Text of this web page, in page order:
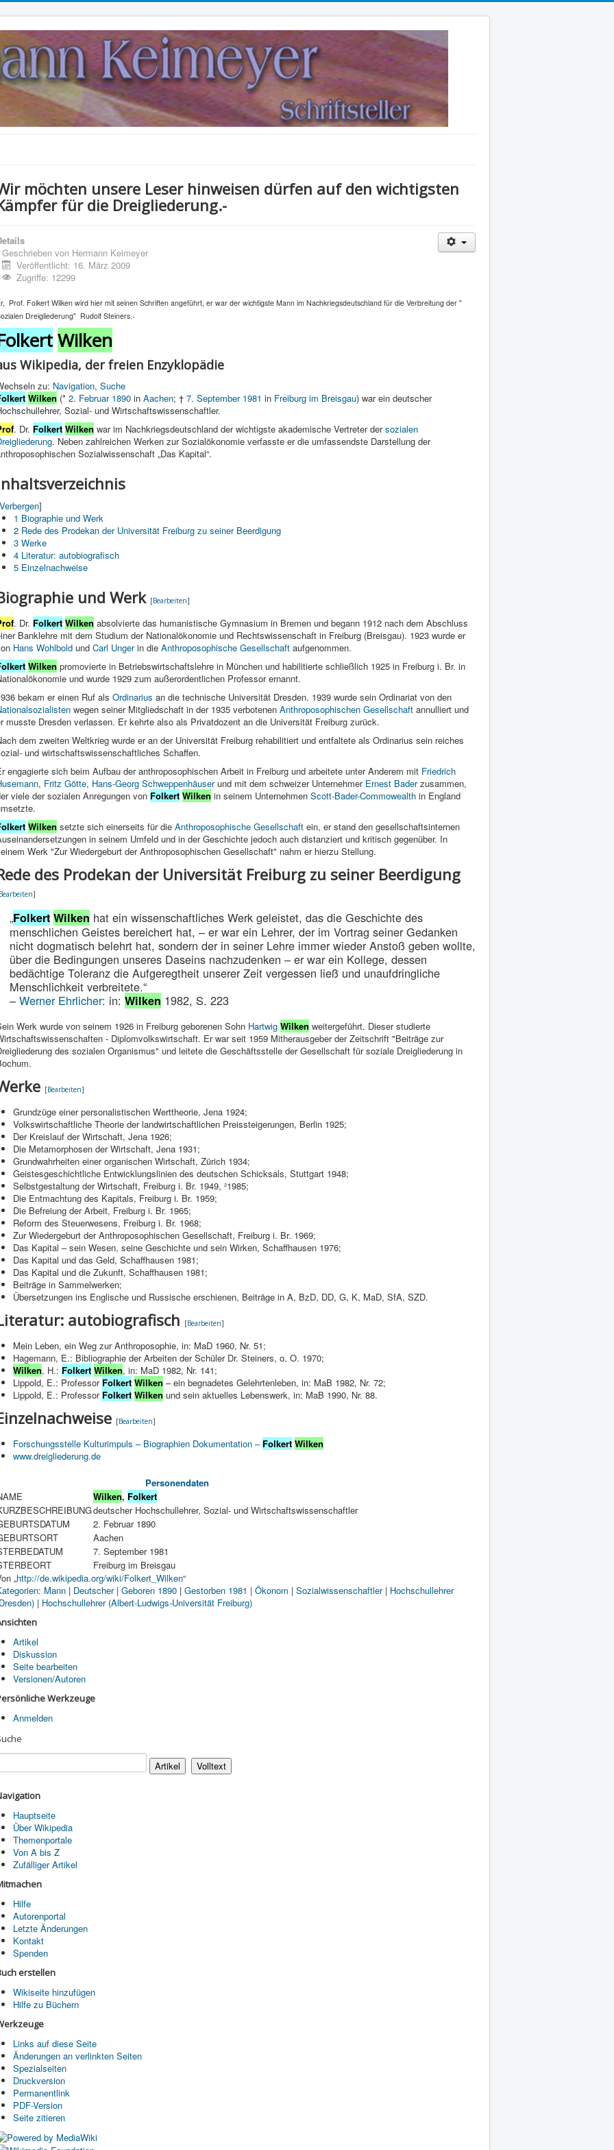
möchten unsere Leser hinweisen dürfen auf den wichtigsten
für die Dreigliederung.-
Geschrieben von Hermann Keimeyer
Veröffentlicht: 16. März 2009
Zugriffe: 12299
Prof. Folkert Wilken wird hier mit seinen Schriften angeführt, er war der wichtigste Mann im Nachkriegsdeutschland für die Verbreitung der "
Dreigliederung" Rudolf Steiners.-
Wilken
Wikipedia, der freien Enzyklopädie
zu: Navigation, Suche
Wilken (* 2. Februar 1890 in Aachen; † 7. September 1981 in Freiburg im Breisgau) war ein deutscher
Sozial- und Wirtschaftswissenschaftler.
. Dr. Folkert Wilken war im Nachkriegsdeutschland der wichtigste akademische Vertreter dersozialen
. Neben zahlreichen Werken zur Sozialökonomie verfasste er die umfassendste Darstellung der
Sozialwissenschaft „Das Kapital“.
Verbergen]
1 Biographie und Werk
2 Rede des Prodekan der Universität Freiburg zu seiner Beerdigung
3 Werke
4 Literatur: autobiografisch
5 Einzelnachweise
und Werk [Bearbeiten]
. Dr. Folkert Wilken absolvierte das humanistische Gymnasium in Bremen und begann 1912 nach dem Abschluss
Banklehre mit dem Studium der Nationalökonomie und Rechtswissenschaft in Freiburg (Breisgau). 1923 wurde er
Hans Wohlbold und Carl Ungerin die Anthroposophische Gesellschaft aufgenommen.
Wilken promovierte in Betriebswirtschaftslehre in München und habilitierte schließlich 1925 in Freiburg i. Br. in
und wurde 1929 zum außerordentlichen Professor ernannt.
bekam er einen Ruf als Ordinarius an die technische Universität Dresden. 1939 wurde sein Ordinariat von den
wegen seiner Mitgliedschaft in der 1935 verbotenen Anthroposophischen Gesellschaft annulliert und
musste Dresden verlassen. Er kehrte also als Privatdozent an die Universität Freiburg zurück.
dem zweiten Weltkrieg wurde er an der Universität Freiburg rehabilitiert und entfaltete als Ordinarius sein reiches
und wirtschaftswissenschaftliches Schaffen.
engagierte sich beim Aufbau der anthroposophischen Arbeit in Freiburg und arbeitete unter Anderem mit Friedrich
, Fritz Götte, Hans-Georg Schweppenhäuserund mit dem schweizer Unternehmer Ernest Baderzusammen,
viele der sozialen Anregungen von Folkert Wilken in seinem Unternehmen Scott-Bader-Commowealth in England
Wilken setzte sich einerseits für die Anthroposophische Gesellschaft ein, er stand den gesellschaftsinternen
in seinem Umfeld und in der Geschichte jedoch auch distanziert und kritisch gegenüber. In
Werk "Zur Wiedergeburt der Anthroposophischen Gesellschaft" nahm er hierzu Stellung.
des Prodekan der Universität Freiburg zu seiner Beerdigung
]
„Folkert Wilken hat ein wissenschaftliches Werk geleistet, das die Geschichte des
menschlichen Geistes bereichert hat, – er war ein Lehrer, der im Vortrag seiner Gedanken
nicht dogmatisch belehrt hat, sondern der in seiner Lehre immer wieder Anstoß geben wollte,
über die Bedingungen unseres Daseins nachzudenken – er war ein Kollege, dessen
bedächtige Toleranz die Aufgeregtheit unserer Zeit vergessen ließ und unaufdringliche
Menschlichkeit verbreitete.“
– Werner Ehrlicher: in: Wilken 1982, S. 223
Werk wurde von seinem 1926 in Freiburg geborenen Sohn Hartwig Wilken weitergeführt. Dieser studierte
- Diplomvolkswirtschaft. Er war seit 1959 Mitherausgeber der Zeitschrift "Beiträge zur
des sozialen Organismus" und leitete die Geschäftsstelle der Gesellschaft für soziale Dreigliederung in
[Bearbeiten]
Grundzüge einer personalistischen Werttheorie, Jena 1924;
Volkswirtschaftliche Theorie der landwirtschaftlichen Preissteigerungen, Berlin 1925;
Der Kreislauf der Wirtschaft, Jena 1926;
Die Metamorphosen der Wirtschaft, Jena 1931;
Grundwahrheiten einer organischen Wirtschaft, Zürich 1934;
Geistesgeschichtliche Entwicklungslinien des deutschen Schicksals, Stuttgart 1948;
Selbstgestaltung der Wirtschaft, Freiburg i. Br. 1949, ²1985;
Die Entmachtung des Kapitals, Freiburg i. Br. 1959;
Die Befreiung der Arbeit, Freiburg i. Br. 1965;
Reform des Steuerwesens, Freiburg i. Br. 1968;
Zur Wiedergeburt der Anthroposophischen Gesellschaft, Freiburg i. Br. 1969;
Das Kapital – sein Wesen, seine Geschichte und sein Wirken, Schaffhausen 1976;
Das Kapital und das Geld, Schaffhausen 1981;
Das Kapital und die Zukunft, Schaffhausen 1981;
Beiträge in Sammelwerken;
Übersetzungen ins Englische und Russische erschienen, Beiträge in A, BzD, DD, G, K, MaD, SfA, SZD.
autobiografisch [Bearbeiten]
Mein Leben, ein Weg zur Anthroposophie, in: MaD 1960, Nr. 51;
Hagemann, E.: Bibliographie der Arbeiten der Schüler Dr. Steiners, o. O. 1970;
Wilken, H.: Folkert Wilken, in: MaD 1982, Nr. 141;
Lippold, E.: Professor Folkert Wilken – ein begnadetes Gelehrtenleben, in: MaB 1982, Nr. 72;
Lippold, E.: Professor Folkert Wilken und sein aktuelles Lebenswerk, in: MaB 1990, Nr. 88.
[Bearbeiten]
Forschungsstelle Kulturimpuls – Biographien Dokumentation – Folkert Wilken
www.dreigliederung.de
Personendaten
Wilken, Folkert
deutscher Hochschullehrer, Sozial- und Wirtschaftswissenschaftler
2. Februar 1890
Aachen
7. September 1981
Freiburg im Breisgau
„http://de.wikipedia.org/wiki/Folkert_Wilken“
: Mann | Deutscher| Geboren 1890 | Gestorben 1981 | Ökonom | Sozialwissenschaftler| Hochschullehrer
| Hochschullehrer (Albert-Ludwigs-Universität Freiburg)
Artikel
Diskussion
Seite bearbeiten
Versionen/Autoren
Werkzeuge
Anmelden
Hauptseite
Über Wikipedia
Themenportale
Von A bis Z
Zufälliger Artikel
Hilfe
Autorenportal
Letzte Änderungen
Kontakt
Spenden
erstellen
Wikiseite hinzufügen
Hilfe zu Büchern
Links auf diese Seite
Änderungen an verlinkten Seiten
Spezialseiten
Druckversion
Permanentlink
PDF-Version
Seite zitieren